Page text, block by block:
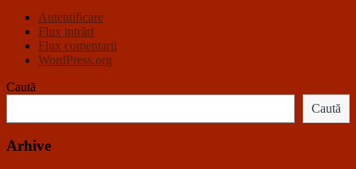
Autentificare
Flux intrări
Flux comentarii
WordPress.org
Caută
Caută
Arhive